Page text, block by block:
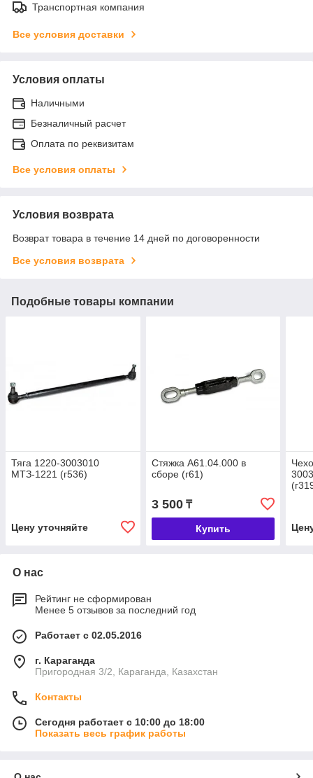
Транспортная компания
Все условия доставки
Условия оплаты
Наличными
Безналичный расчет
Оплата по реквизитам
Все условия оплаты
Условия возврата
Возврат товара в течение 14 дней по договоренности
Все условия возврата
Подобные товары компании
Тяга 1220-3003010
МТЗ-1221 (г536)
Цену уточняйте
Стяжка А61.04.000 в
сборе (г61)
3 500₸
Купить
О нас
Рейтинг не сформирован
Менее 5 отзывов за последний год
Работает с 02.05.2016
г. Караганда
Пригородная 3/2, Караганда, Казахстан
Контакты
Сегодня работает с 10:00 до 18:00
Показать весь график работы